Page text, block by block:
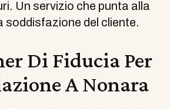
Un servizio che punta alla
soddisfazione del cliente.
Di Fiducia Per
A Nonara